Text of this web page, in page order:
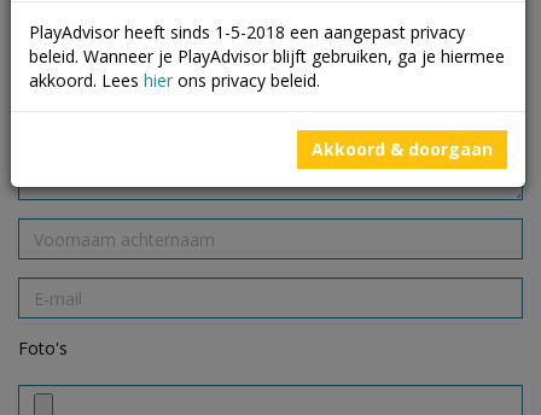
Foto's
PlayAdvisor heeft sinds 1-5-2018 een aangepast privacy
beleid. Wanneer je PlayAdvisor blijft gebruiken, ga je hiermee
akkoord. Lees hier ons privacy beleid.
Akkoord & doorgaan